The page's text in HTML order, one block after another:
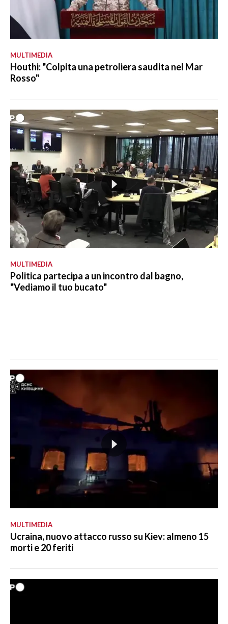
MULTIMEDIA
Houthi: "Colpita una petroliera saudita nel Mar
Rosso"
MULTIMEDIA
Politica partecipa a un incontro dal bagno,
"Vediamo il tuo bucato"
MULTIMEDIA
Ucraina, nuovo attacco russo su Kiev: almeno 15
morti e 20 feriti